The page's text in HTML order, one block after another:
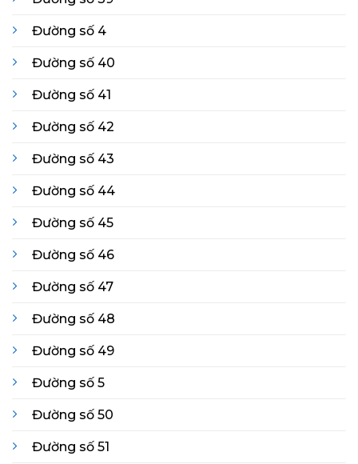
Đường số 4
Đường số 40
Đường số 41
Đường số 42
Đường số 43
Đường số 44
Đường số 45
Đường số 46
Đường số 47
Đường số 48
Đường số 49
Đường số 5
Đường số 50
Đường số 51